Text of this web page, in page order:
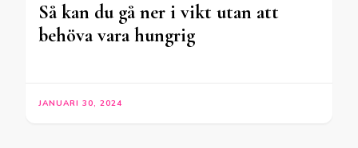
Så kan du gå ner i vikt utan att
behöva vara hungrig
JANUARI 30, 2024